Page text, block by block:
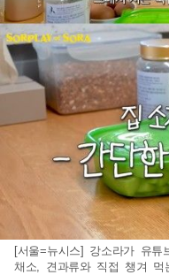
[서울=뉴시스] 강소라가 유
채소, 견과류와 직접 챙겨